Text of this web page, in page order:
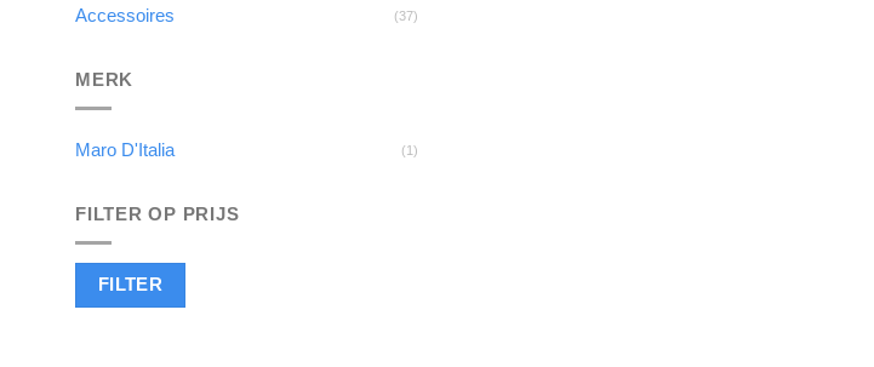
Accessoires (37)
MERK
Maro D'Italia (1)
FILTER OP PRIJS
Min.
Max.
FILTER